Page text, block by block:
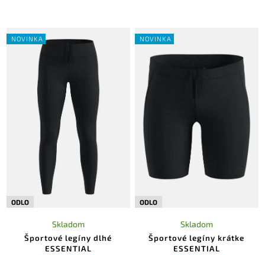
NOVINKA
ODLO
Športové legíny dlhé
ESSENTIAL
Skladom
NOVINKA
ODLO
Športové legíny krátke
ESSENTIAL
Skladom